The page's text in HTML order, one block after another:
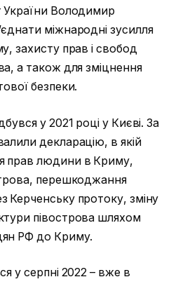
України Володимир
міжнародні зусилля
захисту прав і свобод
а також для зміцнення
безпеки.
у 2021 році у Києві. За
декларацію, в якій
прав людини в Криму,
перешкоджання
Керченську протоку, зміну
півострова шляхом
РФ до Криму.
у серпні 2022 – вже в